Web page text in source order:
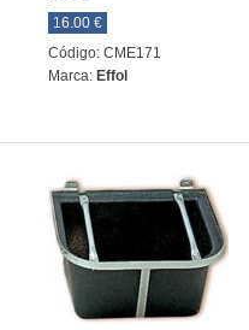
16.00 €
Código: CME171
Marca: Effol